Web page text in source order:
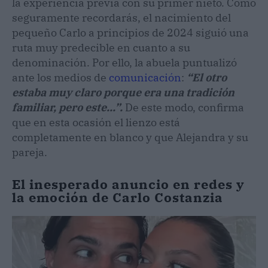
la experiencia previa con su primer nieto. Como
seguramente recordarás, el nacimiento del
pequeño Carlo a principios de 2024 siguió una
ruta muy predecible en cuanto a su
denominación. Por ello, la abuela puntualizó
ante los medios de comunicación: “El otro
estaba muy claro porque era una tradición
familiar, pero este...”. De este modo, confirma
que en esta ocasión el lienzo está
completamente en blanco y que Alejandra y su
pareja.
El inesperado anuncio en redes y
la emoción de Carlo Costanzia